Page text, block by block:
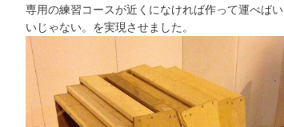
専用の練習コースが近くになければ作って運べばい
いじゃない。を実現させました。